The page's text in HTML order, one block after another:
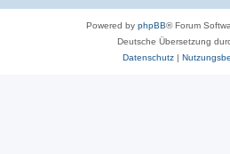
Powered by phpBB® Forum
Deutsche Übersetzung
Datenschutz|